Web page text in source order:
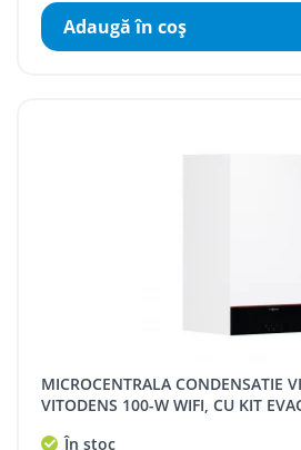
Adaugă în coş
MICROCENTRALA CONDENSATIE VIESSMANN
VITODENS 100-W WIFI, CU KIT
În stoc